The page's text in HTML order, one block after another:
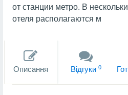
от станции метро. В
отеля располагаются м
Описання Вiдгуки 0